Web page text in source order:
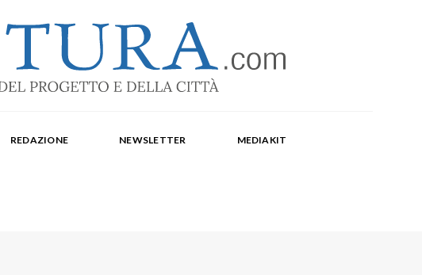
REDAZIONE NEWSLETTER MEDIAKIT